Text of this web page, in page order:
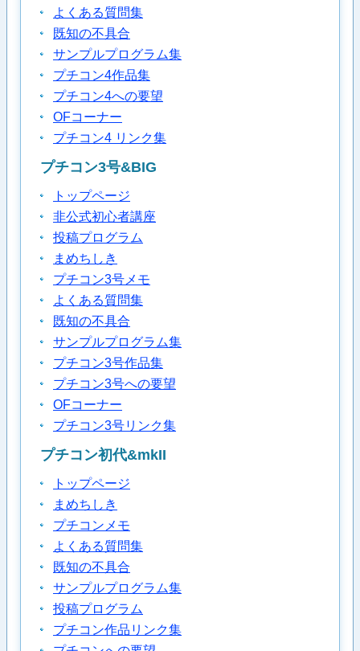
よくある質問集
既知の不具合
サンプルプログラム集
プチコン4作品集
プチコン4への要望
OFコーナー
プチコン4 リンク集
プチコン3号&BIG
トップページ
非公式初心者講座
投稿プログラム
まめちしき
プチコン3号メモ
よくある質問集
既知の不具合
サンプルプログラム集
プチコン3号作品集
プチコン3号への要望
OFコーナー
プチコン3号リンク集
プチコン初代&mkII
トップページ
まめちしき
プチコンメモ
よくある質問集
既知の不具合
サンプルプログラム集
投稿プログラム
プチコン作品リンク集